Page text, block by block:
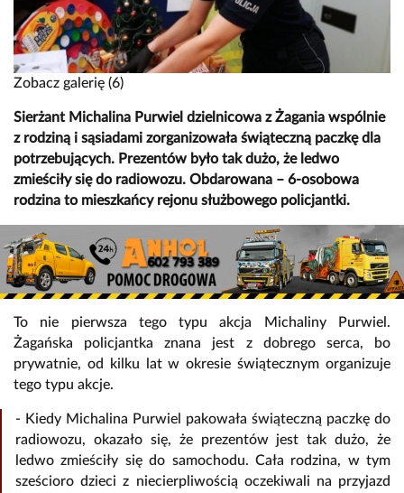
Zobacz galerię (6)
Sierżant Michalina Purwiel dzielnicowa z Żagania wspólnie
z rodziną i sąsiadami zorganizowała świąteczną paczkę dla
potrzebujących. Prezentów było tak dużo, że ledwo
zmieściły się do radiowozu. Obdarowana – 6-osobowa
rodzina to mieszkańcy rejonu służbowego policjantki.
To nie pierwsza tego typu akcja Michaliny Purwiel.
Żagańska policjantka znana jest z dobrego serca, bo
prywatnie, od kilku lat w okresie świątecznym organizuje
tego typu akcje.
- Kiedy Michalina Purwiel pakowała świąteczną paczkę do
radiowozu, okazało się, że prezentów jest tak dużo, że
ledwo zmieściły się do samochodu. Cała rodzina, w tym
sześcioro dzieci z niecierpliwością oczekiwali na przyjazd